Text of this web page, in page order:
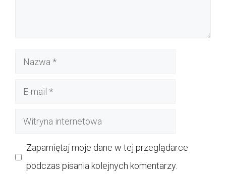
Nazwa
Witryna
Zapamiętaj moje dane w tej przeglądarce
podczas pisania kolejnych komentarzy.